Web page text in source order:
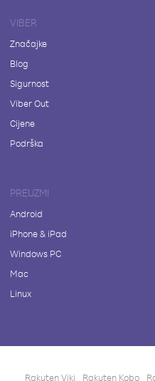
VIBER
Značajke
Blog
Sigurnost
Viber Out
Cijene
Podrška
PREUZMI
Android
iPhone & iPad
Windows PC
Mac
Linux
Rakuten Viki Rakuten Kobo